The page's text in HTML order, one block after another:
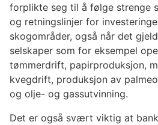
forplikte seg til å følge strenge
og retningslinjer for
skogområder, også når det
selskaper som for eksempel
tømmerdrift, papirproduksjon,
kvegdrift, produksjon av
og olje- og gassutvinning.
Det er også svært viktig at